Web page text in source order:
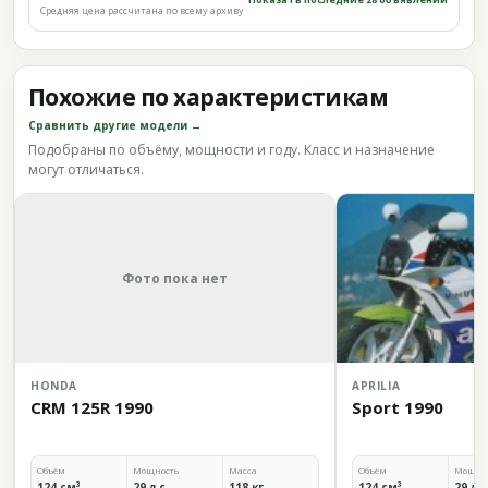
Средняя цена рассчитана по всему архиву
Похожие по характеристикам
Сравнить другие модели →
Подобраны по объёму, мощности и году. Класс и назначение
могут отличаться.
Фото пока нет
HONDA
CRM 125R 1990
Объём Мощность Масса
APRILIA
Sport 1990
Объём